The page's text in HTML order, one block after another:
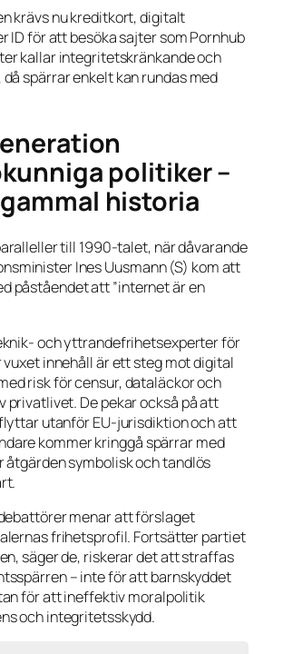
krävs nu kreditkort, digitalt
ID för att besöka sajter som Pornhub
kallar integritetskränkande och
spärrar enkelt kan rundas med
politiker –
historia
till 1990-talet, när dåvarande
Ines Uusmann (S) kom att
påståendet att”internet är en
och yttrandefrihetsexperter för
innehåll är ett steg mot digital
risk för censur, dataläckor och
privatlivet. De pekar också på att
utanför EU-jurisdiktion och att
kommer kringgå spärrar med
åtgärden symbolisk och tandlös
menar att förslaget
frihetsprofil. Fortsätter partiet
säger de, riskerar det att straffas
– inte för att barnskyddet
för att ineffektiv moralpolitik
och integritetsskydd.